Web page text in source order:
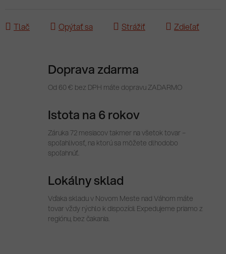
Tlač Opýtať sa Strážiť Zdieľať
Doprava zdarma
Od 60 € bez DPH máte dopravu ZADARMO
Istota na 6 rokov
Záruka 72 mesiacov takmer na všetok tovar –
spoľahlivosť, na ktorú sa môžete dlhodobo
spoľahnúť.
Lokálny sklad
Vďaka skladu v Novom Meste nad Váhom máte
tovar vždy rýchlo k dispozícii. Expedujeme priamo z
regiónu, bez čakania.